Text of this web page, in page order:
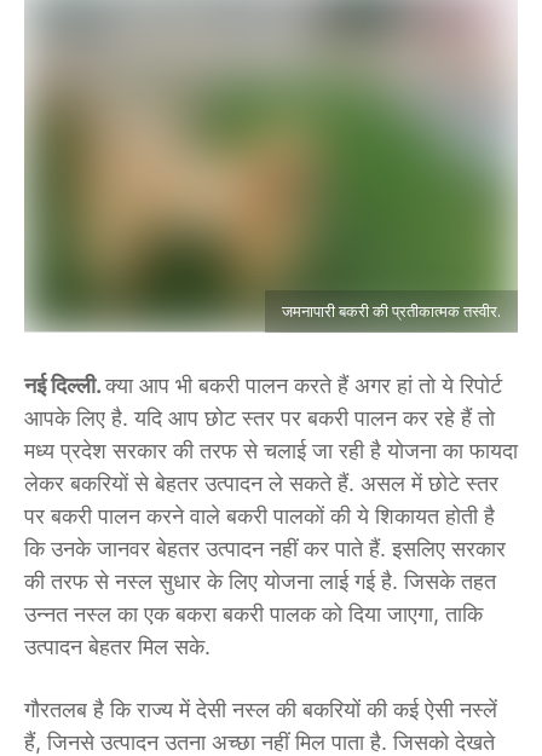
जमनापारी बकरी की प्रतीकात्मक तस्वीर.
नई दिल्ली.क्या आप भी बकरी पालन करते हैं अगर हां तो ये रिपोर्ट
आपके लिए है. यदि आप छोट स्तर पर बकरी पालन कर रहे हैं तो
मध्य प्रदेश सरकार की तरफ से चलाई जा रही है योजना का फायदा
लेकर बकरियों से बेहतर उत्पादन ले सकते हैं. असल में छोटे स्तर
पर बकरी पालन करने वाले बकरी पालकों की ये शिकायत होती है
कि उनके जानवर बेहतर उत्पादन नहीं कर पाते हैं. इसलिए सरकार
की तरफ से नस्ल सुधार के लिए योजना लाई गई है. जिसके तहत
उन्नत नस्ल का एक बकरा बकरी पालक को दिया जाएगा, ताकि
उत्पादन बेहतर मिल सके.
गौरतलब है कि राज्य में देसी नस्ल की बकरियों की कई ऐसी नस्लें
हैं, जिनसे उत्पादन उतना अच्छा नहीं मिल पाता है. जिसको देखते